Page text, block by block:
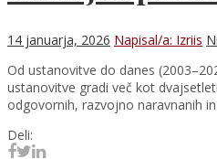
14 januarja, 2026 Napisal/a: Izriis
Od ustanovitve do danes
ustanovitve gradi več kot
odgovornih, razvojno naravnanih
Deli: